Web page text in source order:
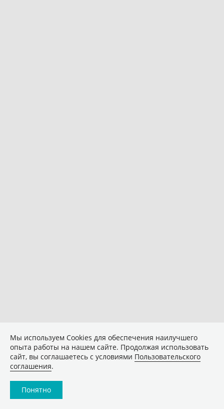
Мы используем Сookies для обеспечения наилучшего
опыта работы на нашем сайте. Продолжая использовать
сайт, вы соглашаетесь с условиями Пользовательского
соглашения.
Понятно